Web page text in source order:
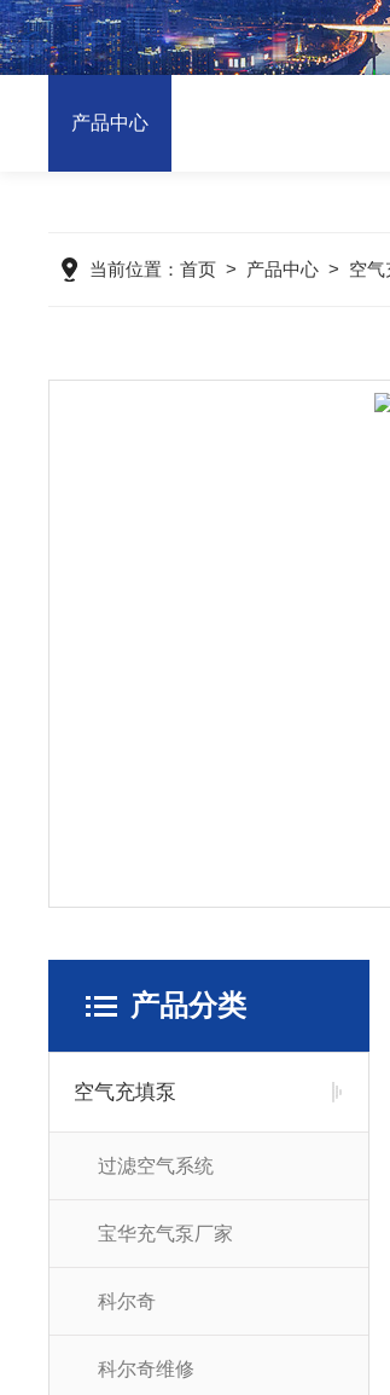
产品中心
当前位置：首页 > 产品中心 > 空气
产品分类
空气充填泵
过滤空气系统
宝华充气泵厂家
科尔奇
科尔奇维修